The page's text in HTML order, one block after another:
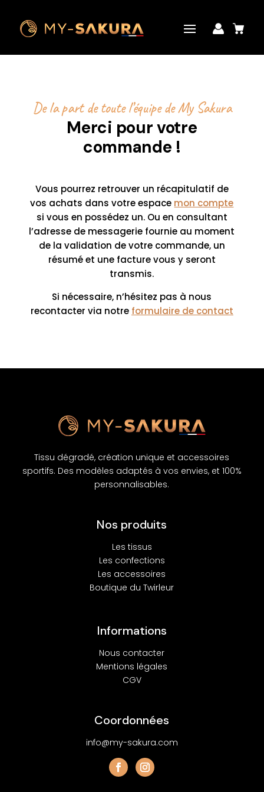
De la part de toute l’équipe de My Sakura
Merci pour votre
commande !
Vous pourrez retrouver un récapitulatif de
vos achats dans votre espace mon compte
si vous en possédez un. Ou en consultant
l’adresse de messagerie fournie au moment
de la validation de votre commande, un
résumé et une facture vous y seront
transmis.
Si nécessaire, n’hésitez pas à nous
recontacter via notre formulaire de contact
Tissu dégradé, création unique et accessoires
sportifs. Des modèles adaptés à vos envies, et 100%
personnalisables.
Nos produits
Les tissus
Les confections
Les accessoires
Boutique du Twirleur
Informations
Nous contacter
Mentions légales
CGV
Coordonnées
info@my-sakura.com